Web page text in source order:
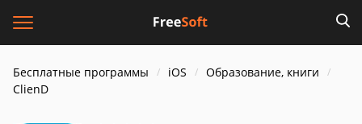
Бесплатные программы iOS
Образование, книги
ClienD